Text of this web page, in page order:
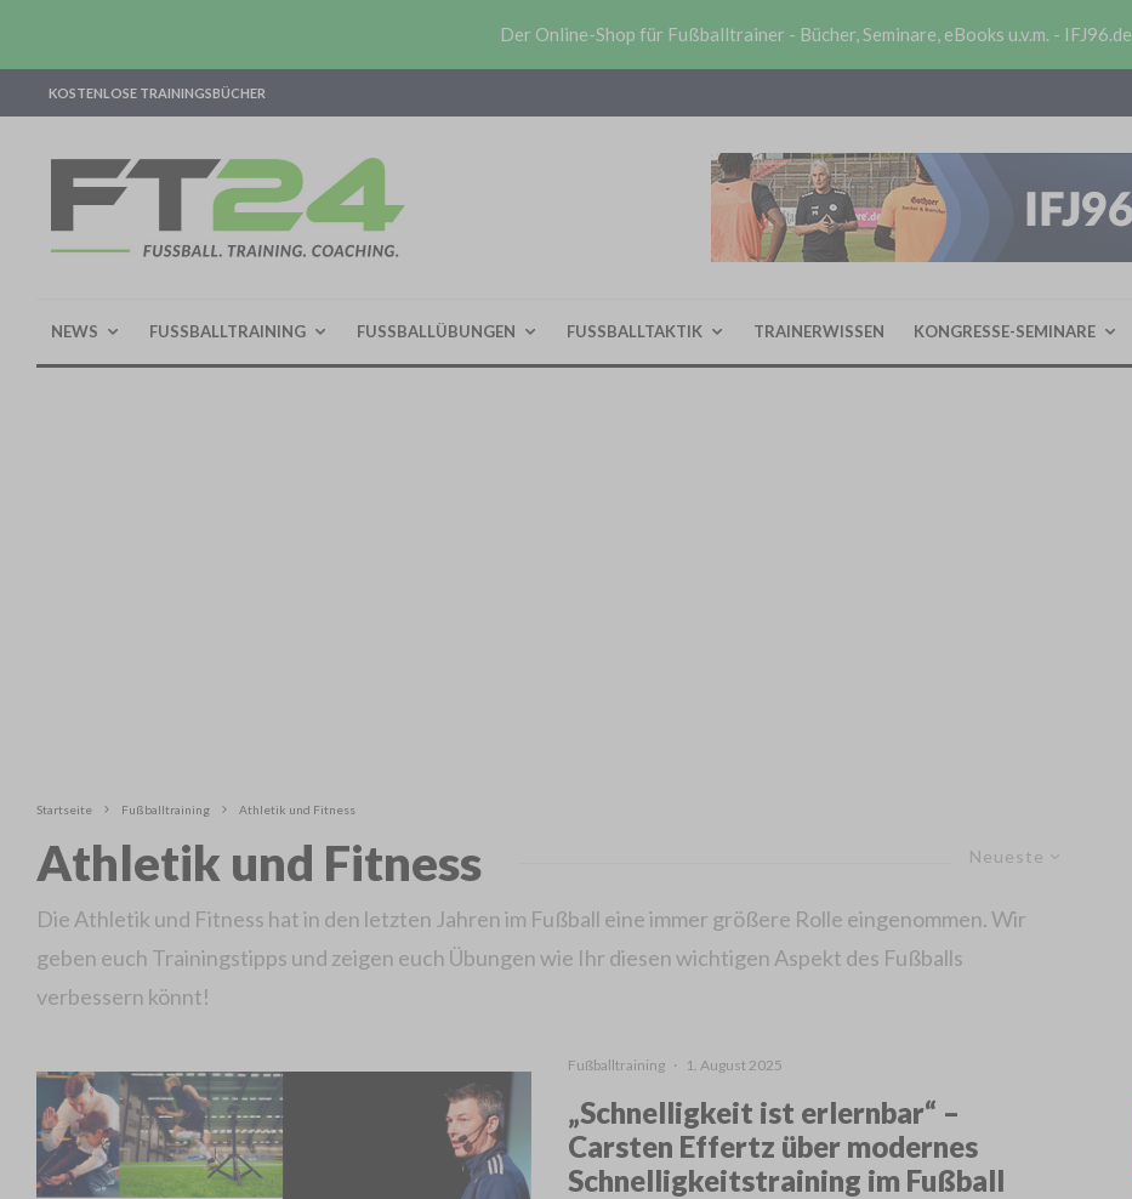
Der Online-Shop für Fußballtrainer - Bücher, Seminare, eBooks u.v.m. - IFJ96.de
KOSTENLOSE TRAININGSBÜCHER
NEWS FUSSBALLTRAINING FUSSBALLÜBUNGEN FUSSBALLTAKTIK TRAINERWISSEN KONGRESSE-SEMINARE
Startseite Fußballtraining Athletik und Fitness
Neueste
Athletik und Fitness
Die Athletik und Fitness hat in den letzten Jahren im Fußball eine immer größere Rolle eingenommen. Wir
geben euch Trainingstipps und zeigen euch Übungen wie Ihr diesen wichtigen Aspekt des Fußballs
verbessern könnt!
Fußballtraining · 1. August 2025
„Schnelligkeit ist erlernbar“ –
Carsten Effertz über modernes
Schnelligkeitstraining im Fußball